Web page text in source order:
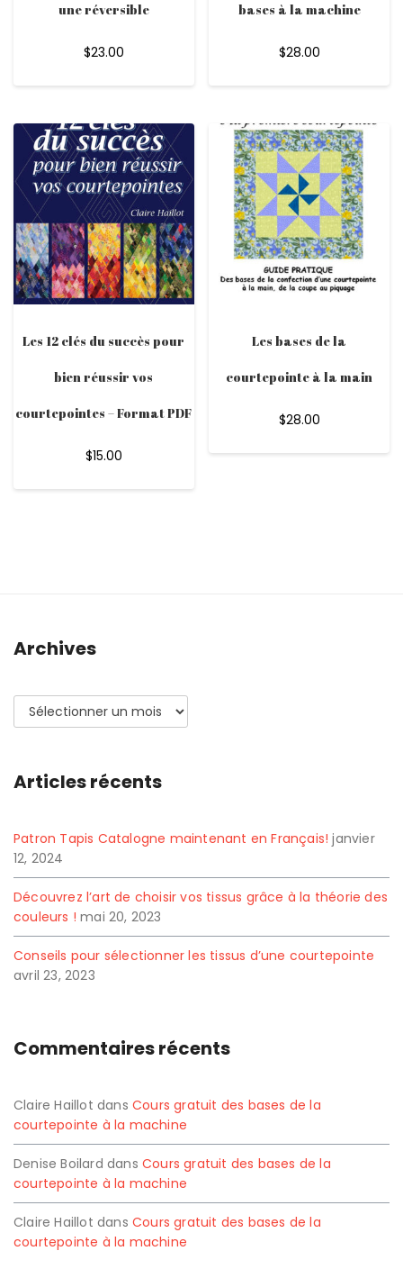
une réversible
$23.00
bases à la machine
$28.00
Les 12 clés du succès pour
bien réussir vos
courtepointes – Format PDF
$15.00
Les bases de la
courtepointe à la main
$28.00
Archives
Archives
Articles récents
Patron Tapis Catalogne maintenant en Français! janvier
12, 2024
Découvrez l’art de choisir vos tissus grâce à la théorie des
couleurs ! mai 20, 2023
Conseils pour sélectionner les tissus d’une courtepointe
avril 23, 2023
Commentaires récents
Claire Haillot dansCours gratuit des bases de la
courtepointe à la machine
Denise Boilard dansCours gratuit des bases de la
courtepointe à la machine
Claire Haillot dansCours gratuit des bases de la
courtepointe à la machine